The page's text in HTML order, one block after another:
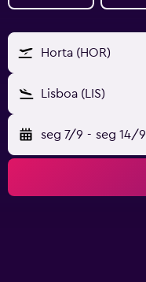
Horta (HOR)
Lisboa (LIS)
seg 7/9 - seg 14/9